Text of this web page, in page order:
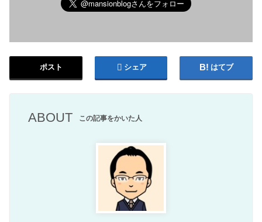
ポスト シェア はてブ
ABOUT この記事をかいた人